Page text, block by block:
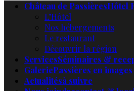
Château de PassièresHôtel
L’Hôtel
Nos hébergements
Le restaurant
Découvrir la région
ServicesSéminaires &
GaleriePassières en images
Actualitésà suivre